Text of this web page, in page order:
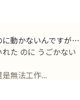
に動かないんですが…
た のに うごかない
無法工作...